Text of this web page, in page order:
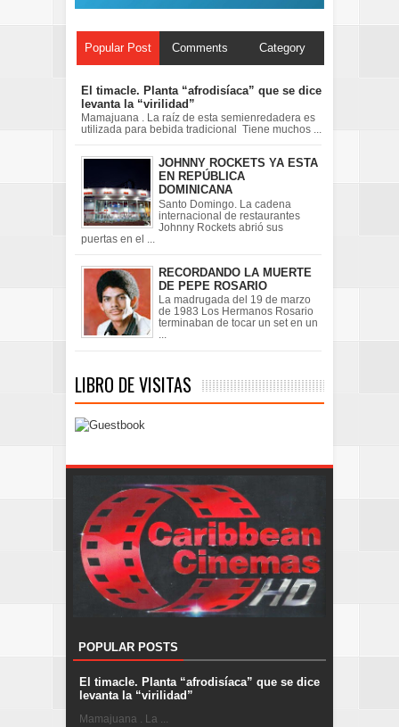
Popular Post Comments Category
El timacle. Planta “afrodisíaca” que se dice
levanta la “virilidad”
Mamajuana . La raíz de esta semienredadera es
utilizada para bebida tradicional Tiene muchos ...
JOHNNY ROCKETS YA ESTA
EN REPÚBLICA
DOMINICANA
Santo Domingo. La cadena
internacional de restaurantes
Johnny Rockets abrió sus
puertas en el ...
RECORDANDO LA MUERTE
DE PEPE ROSARIO
La madrugada del 19 de marzo
de 1983 Los Hermanos Rosario
terminaban de tocar un set en un
...
LIBRO DE VISITAS
POPULAR POSTS
El timacle. Planta “afrodisíaca” que se dice
levanta la “virilidad”
Mamajuana . La ...